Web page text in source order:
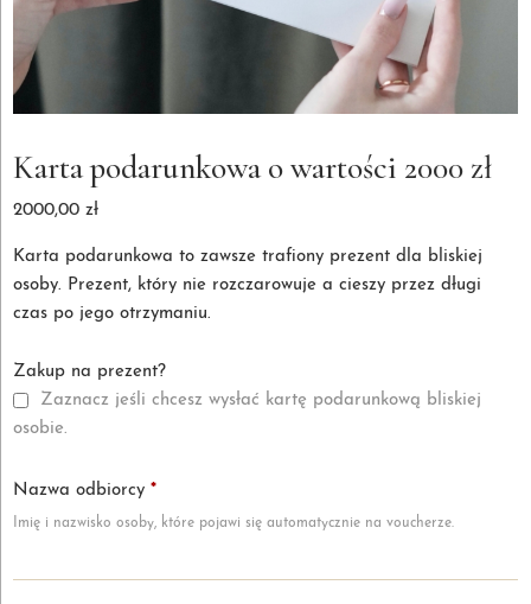
Karta podarunkowa o wartości 2000 zł
2000,00zł
Karta podarunkowa to zawsze trafiony prezent dla bliskiej
osoby. Prezent, który nie rozczarowuje a cieszy przez długi
czas po jego otrzymaniu.
Zakup na prezent?
Zaznacz jeśli chcesz wysłać kartę podarunkową bliskiej
osobie.
Nazwa odbiorcy*
Imię i nazwisko osoby, które pojawi się automatycznie na voucherze.